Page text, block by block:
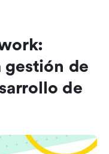
de
de